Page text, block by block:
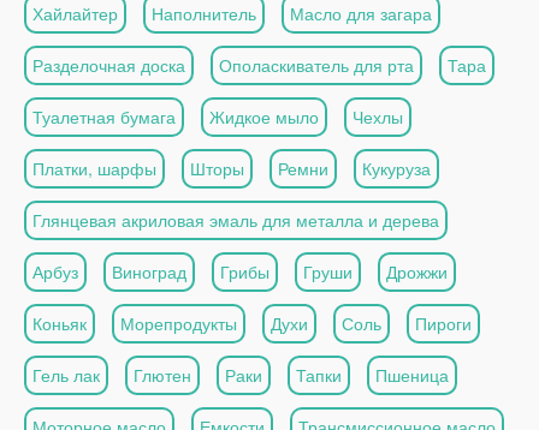
Хайлайтер Наполнитель Масло для загара
Разделочная доска Ополаскиватель для рта Тара
Туалетная бумага Жидкое мыло Чехлы
Платки, шарфы Шторы Ремни Кукуруза
Глянцевая акриловая эмаль для металла и дерева
Арбуз Виноград Грибы Груши Дрожжи
Коньяк Морепродукты Духи Соль Пироги
Гель лак Глютен Раки Тапки Пшеница